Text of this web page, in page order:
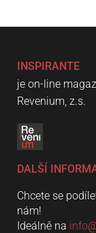
INSPIRANTE
je on-line
Revenium, z.s.
DALŠÍ
Chcete se
nám!
Ideálně na